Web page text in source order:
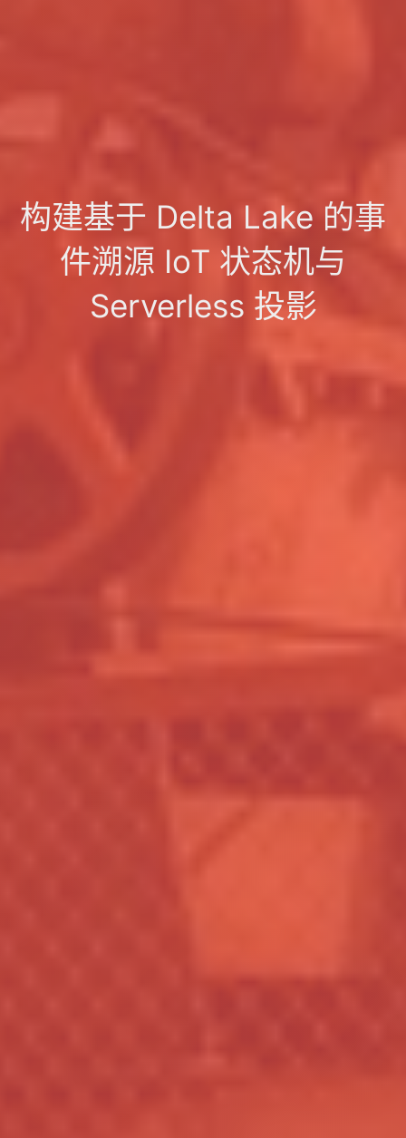
构建基于 Delta Lake 的事
件溯源 IoT 状态机与
Serverless 投影